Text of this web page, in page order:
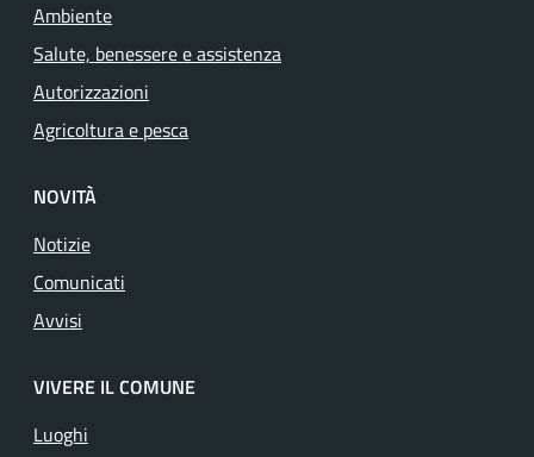
Ambiente
Salute, benessere e assistenza
Autorizzazioni
Agricoltura e pesca
NOVITÀ
Notizie
Comunicati
Avvisi
VIVERE IL COMUNE
Luoghi